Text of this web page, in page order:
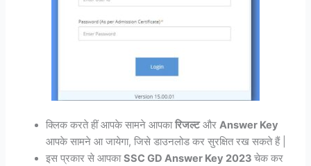
क्लिक करते हीं आपके सामने आपकारिजल्टऔरAnswer Key
आपके सामने आ जायेगा, जिसे डाउनलोड कर सुरक्षित रख सकते हैं |
इस प्रकार से आपकाSSC GD Answer Key 2023चेक कर